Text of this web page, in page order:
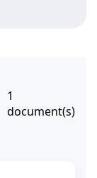
1
document(s)